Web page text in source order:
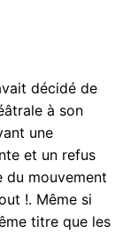
décidé de
à son
une
et un refus
du mouvement
!. Même si
titre que les